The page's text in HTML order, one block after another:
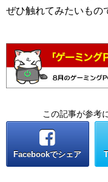
ぜひ触れてみたいもの
この記事が参考
Facebookでシェア